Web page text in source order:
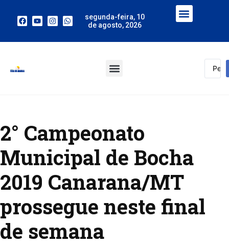
segunda-feira, 10
de agosto, 2026
2° Campeonato
Municipal de Bocha
2019 Canarana/MT
prossegue neste final
de semana